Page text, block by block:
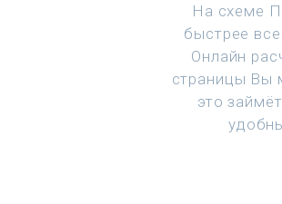
На схеме
быстрее
Онлайн
страницы Вы
это